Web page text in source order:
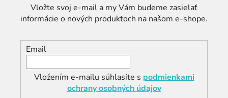
Vložte svoj e-mail a my Vám budeme zasielať
informácie o nových produktoch na našom e-shope.
Email
Vložením e-mailu súhlasíte s podmienkami
ochrany osobných údajov